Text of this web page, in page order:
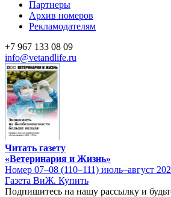
Партнеры
Архив номеров
Рекламодателям
+7 967 133 08 09
info@vetandlife.ru
Читать газету
«Ветеринария и Жизнь»
Номер 07–08 (110–111) июль–август
Газета ВиЖ. Купить
Подпишитесь на нашу рассылку и